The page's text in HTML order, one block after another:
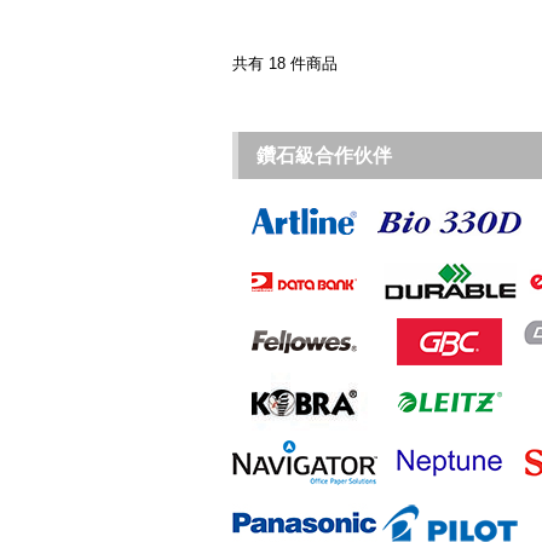
共有 18 件商品
鑽石級合作伙伴